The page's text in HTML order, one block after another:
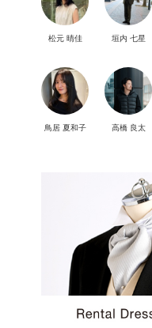
松元 晴佳 垣内 七星
鳥居 夏和子 高橋 良太